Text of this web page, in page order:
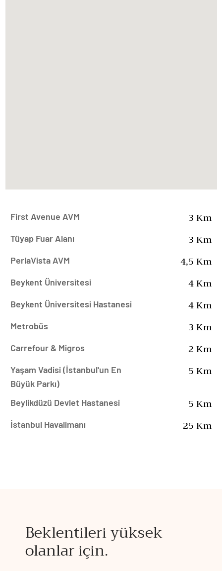
First Avenue AVM 3 Km
Tüyap Fuar Alanı 3 Km
PerlaVista AVM 4,5 Km
Beykent Üniversitesi 4 Km
Beykent Üniversitesi Hastanesi 4 Km
Metrobüs 3 Km
Carrefour & Migros 2 Km
Yaşam Vadisi (İstanbul'un En
Büyük Parkı)
5 Km
Beylikdüzü Devlet Hastanesi 5 Km
İstanbul Havalimanı 25 Km
Beklentileri yüksek
olanlar için.